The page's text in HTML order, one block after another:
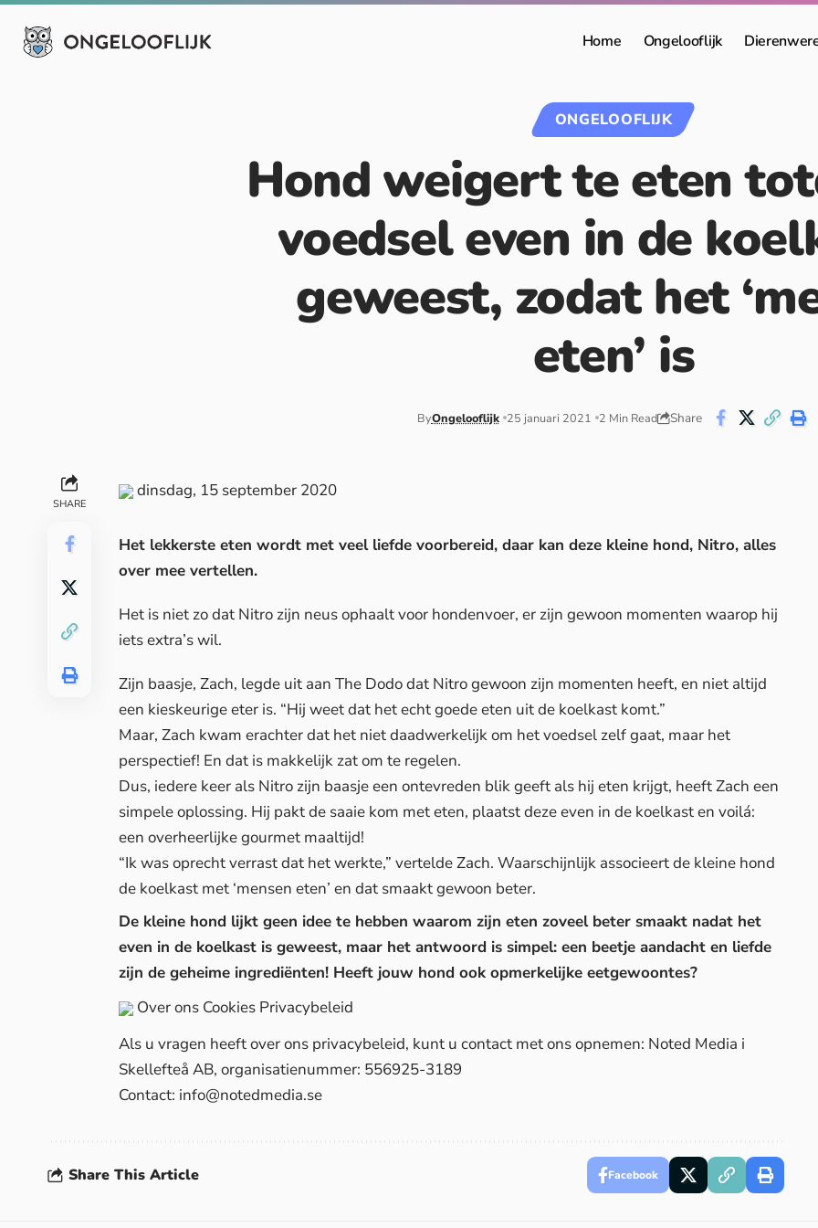
Home Ongelooflijk
ONGELOOFLIJK
Hond weigert te eten
voedsel even in de
geweest, zodat het
eten’ is
ByOngelooflijk 25 januari 2021 2 Min Read Share
SHARE
dinsdag, 15 september 2020
Het lekkerste eten wordt met veel liefde voorbereid, daar kan deze kleine hond, Nitro, alles
over mee vertellen.
Het is niet zo dat Nitro zijn neus ophaalt voor hondenvoer, er zijn gewoon momenten waarop hij
iets extra’s wil.
Zijn baasje, Zach, legde uit aan The Dodo dat Nitro gewoon zijn momenten heeft, en niet altijd
een kieskeurige eter is. “Hij weet dat het echt goede eten uit de koelkast komt.”
Maar, Zach kwam erachter dat het niet daadwerkelijk om het voedsel zelf gaat, maar het
perspectief! En dat is makkelijk zat om te regelen.
Dus, iedere keer als Nitro zijn baasje een ontevreden blik geeft als hij eten krijgt, heeft Zach een
simpele oplossing. Hij pakt de saaie kom met eten, plaatst deze even in de koelkast en voilá:
een overheerlijke gourmet maaltijd!
“Ik was oprecht verrast dat het werkte,” vertelde Zach. Waarschijnlijk associeert de kleine hond
de koelkast met ‘mensen eten’ en dat smaakt gewoon beter.
De kleine hond lijkt geen idee te hebben waarom zijn eten zoveel beter smaakt nadat het
even in de koelkast is geweest, maar het antwoord is simpel: een beetje aandacht en liefde
zijn de geheime ingrediënten! Heeft jouw hond ook opmerkelijke eetgewoontes?
Over ons Cookies Privacybeleid
Als u vragen heeft over ons privacybeleid, kunt u contact met ons opnemen: Noted Media i
Skellefteå AB, organisatienummer: 556925-3189
Contact: info@notedmedia.se
Share This Article Facebook